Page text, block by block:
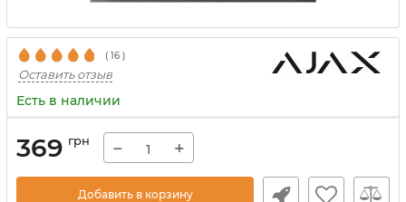
( 16 )
Оставить отзыв
Есть в наличии
369 грн − +
Добавить в корзину